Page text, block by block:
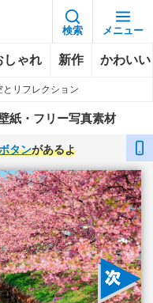
検索 メニュー
しゃれ 新作 かわいい
とリフレクション
紙・フリー写真素材
タンがあるよ